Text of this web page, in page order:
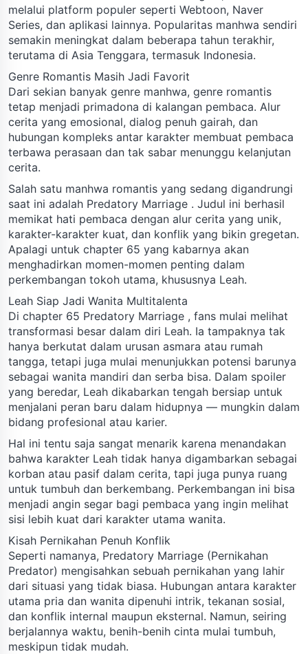
melalui platform populer seperti Webtoon, Naver
Series, dan aplikasi lainnya. Popularitas manhwa sendiri
semakin meningkat dalam beberapa tahun terakhir,
terutama di Asia Tenggara, termasuk Indonesia.
Genre Romantis Masih Jadi Favorit
Dari sekian banyak genre manhwa, genre romantis
tetap menjadi primadona di kalangan pembaca. Alur
cerita yang emosional, dialog penuh gairah, dan
hubungan kompleks antar karakter membuat pembaca
terbawa perasaan dan tak sabar menunggu kelanjutan
cerita.
Salah satu manhwa romantis yang sedang digandrungi
saat ini adalah Predatory Marriage . Judul ini berhasil
memikat hati pembaca dengan alur cerita yang unik,
karakter-karakter kuat, dan konflik yang bikin gregetan.
Apalagi untuk chapter 65 yang kabarnya akan
menghadirkan momen-momen penting dalam
perkembangan tokoh utama, khususnya Leah.
Leah Siap Jadi Wanita Multitalenta
Di chapter 65 Predatory Marriage , fans mulai melihat
transformasi besar dalam diri Leah. Ia tampaknya tak
hanya berkutat dalam urusan asmara atau rumah
tangga, tetapi juga mulai menunjukkan potensi barunya
sebagai wanita mandiri dan serba bisa. Dalam spoiler
yang beredar, Leah dikabarkan tengah bersiap untuk
menjalani peran baru dalam hidupnya — mungkin dalam
bidang profesional atau karier.
Hal ini tentu saja sangat menarik karena menandakan
bahwa karakter Leah tidak hanya digambarkan sebagai
korban atau pasif dalam cerita, tapi juga punya ruang
untuk tumbuh dan berkembang. Perkembangan ini bisa
menjadi angin segar bagi pembaca yang ingin melihat
sisi lebih kuat dari karakter utama wanita.
Kisah Pernikahan Penuh Konflik
Seperti namanya, Predatory Marriage (Pernikahan
Predator) mengisahkan sebuah pernikahan yang lahir
dari situasi yang tidak biasa. Hubungan antara karakter
utama pria dan wanita dipenuhi intrik, tekanan sosial,
dan konflik internal maupun eksternal. Namun, seiring
berjalannya waktu, benih-benih cinta mulai tumbuh,
meskipun tidak mudah.